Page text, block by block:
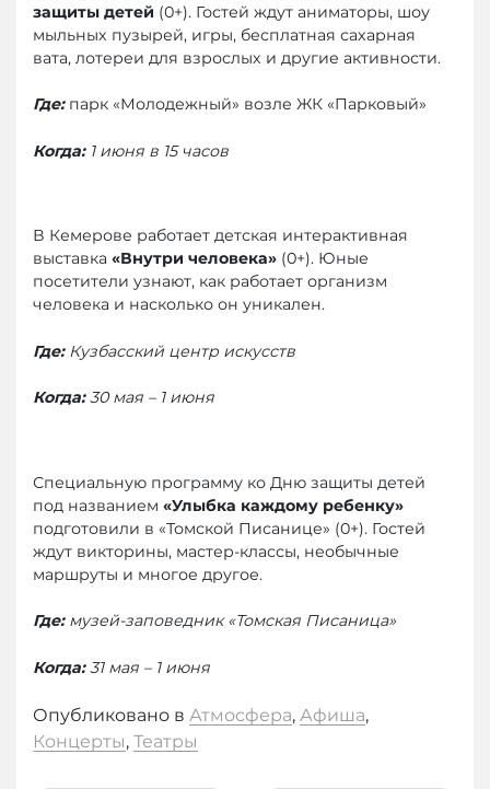
защиты детей (0+). Гостей ждут аниматоры, шоу
мыльных пузырей, игры, бесплатная сахарная
вата, лотереи для взрослых и другие активности.
Где:парк «Молодежный» возле ЖК «Парковый»
Когда: 1 июня в 15 часов
В Кемерове работает детская интерактивная
выставка «Внутри человека» (0+). Юные
посетители узнают, как работает организм
человека и насколько он уникален.
Где: Кузбасский центр искусств
Когда: 30 мая – 1 июня
Специальную программу ко Дню защиты детей
под названием «Улыбка каждому ребенку»
подготовили в «Томской Писанице» (0+). Гостей
ждут викторины, мастер-классы, необычные
маршруты и многое другое.
Где:музей-заповедник «Томская Писаница»
Когда:31 мая – 1 июня
Опубликовано в Атмосфера, Афиша,
Концерты, Театры